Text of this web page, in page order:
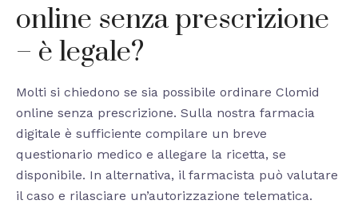
online senza prescrizione
– è legale?
Molti si chiedono se sia possibile ordinare Clomid
online senza prescrizione. Sulla nostra farmacia
digitale è sufficiente compilare un breve
questionario medico e allegare la ricetta, se
disponibile. In alternativa, il farmacista può valutare
il caso e rilasciare un’autorizzazione telematica.